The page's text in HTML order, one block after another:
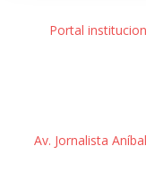
Portal
Av. Jornalista